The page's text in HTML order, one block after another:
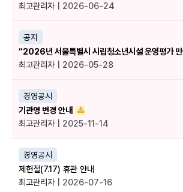
최고관리자 | 2026-06-24
공지
최고관리자 | 2026-05-28
경영공시
기관명 변경 안내
최고관리자 | 2025-11-14
경영공시
제헌절(7.17) 휴관 안내
최고관리자 | 2026-07-16